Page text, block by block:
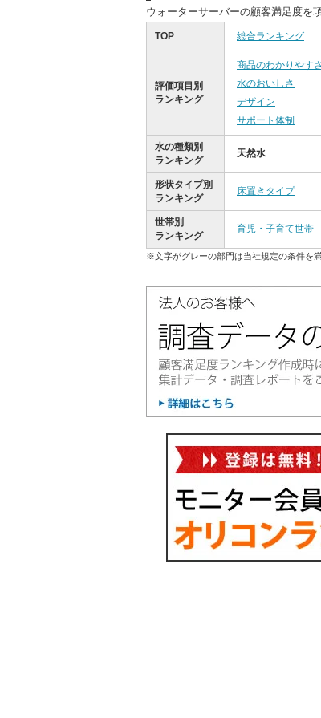
ウォーターサーバーの顧客満足度を
TOP 総合ランキング
評価項目別
ランキング
商品のわかりやすさ
水のおいしさ
デザイン
サポート体制
水の種類別
ランキング
天然水
形状タイプ別
ランキング
床置きタイプ
世帯別
ランキング
育児・子育て世帯
※文字がグレーの部門は当社規定の条件を